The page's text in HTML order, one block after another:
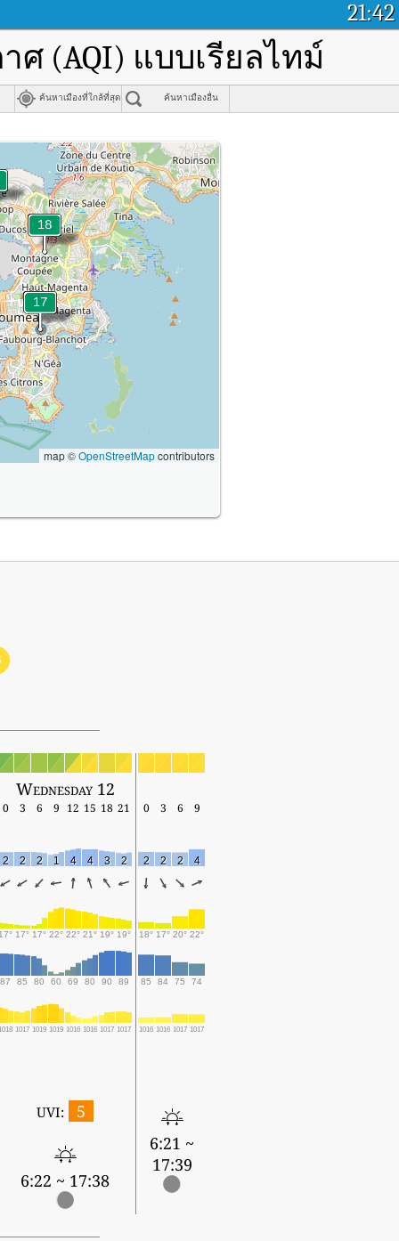
21:42
(AQI) แบบเรียลไทม์
ค้นหาเมืองที่ใกล้ที่สุด ค้นหาเมืองอื่น
map ©OpenStreetMapcontributors
Wednesday 12
0 3 6 9 12 15 18 21 0 3 6 9
2 2 2 1 4 4 3 2 2 2 2 4
17° 17° 22° 22° 21° 19° 19° 18° 17° 20° 22°
87 85 80 60 69 80 90 89 85 84 75 74
1017 1019 1019 1016 1016 1017 1017 1016 1016 1017 1017
UVI: 5
6:22 ~ 17:38
6:21 ~
17:39